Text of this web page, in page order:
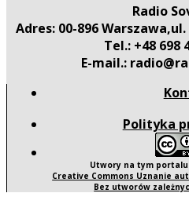
Radio
Adres: 00-896
Tel.: +48 698
E-mail.:
Polityka
Utwory na tym
Creative Commons Uznanie
Bez utworów